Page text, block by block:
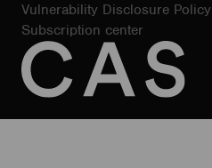
Vulnerability Disclosure Policy
Subscription center